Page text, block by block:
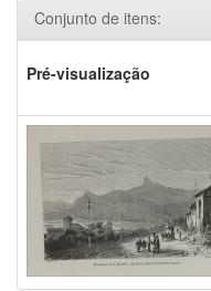
Conjunto de itens:
Pré-visualização